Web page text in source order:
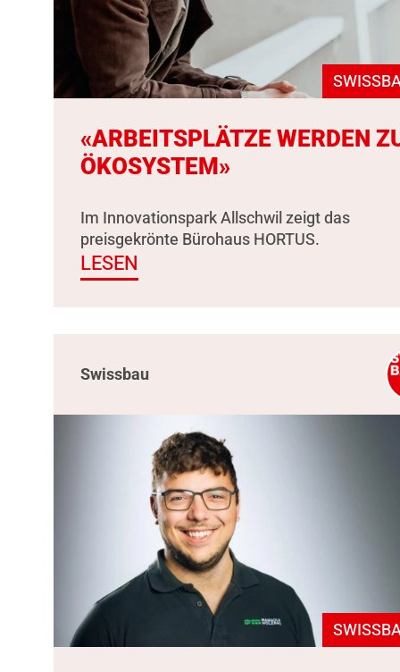
«ARBEITSPLÄTZE WERDEN
ÖKOSYSTEM»
Im Innovationspark Allschwil zeigt das
preisgekrönte Bürohaus HORTUS.
LESEN
Swissbau